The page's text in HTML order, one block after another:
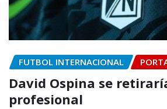
FUTBOL INTERNACIONAL
David Ospina se
profesional